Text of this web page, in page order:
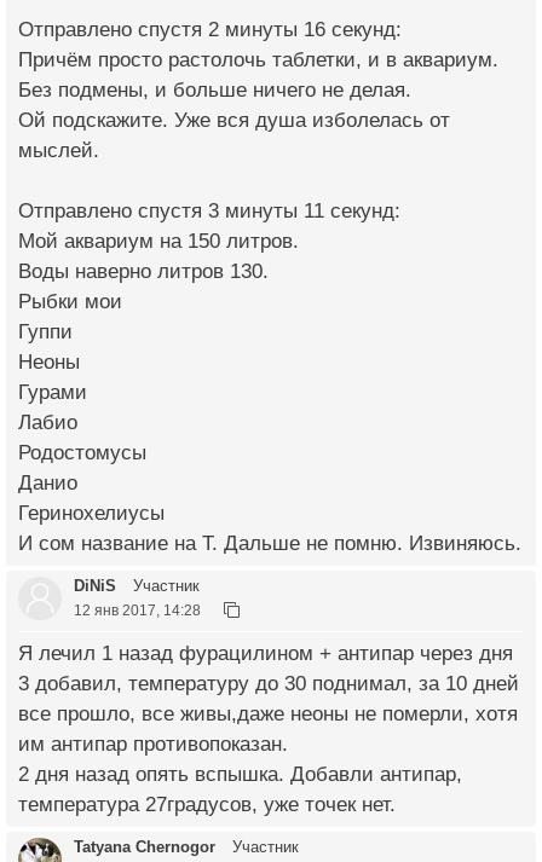
Отправлено спустя 2 минуты 16 секунд:
Причём просто растолочь таблетки, и в аквариум.
Без подмены, и больше ничего не делая.
Ой подскажите. Уже вся душа изболелась от
мыслей.
Отправлено спустя 3 минуты 11 секунд:
Мой аквариум на 150 литров.
Воды наверно литров 130.
Рыбки мои
Гуппи
Неоны
Гурами
Лабио
Родостомусы
Данио
Геринохелиусы
И сом название на Т. Дальше не помню. Извиняюсь.
DiNiS Участник
12 янв 2017, 14:28
Я лечил 1 назад фурацилином + антипар через дня
3 добавил, температуру до 30 поднимал, за 10 дней
все прошло, все живы,даже неоны не померли, хотя
им антипар противопоказан.
2 дня назад опять вспышка. Добавли антипар,
температура 27градусов, уже точек нет.
Tatyana Chernogor Участник